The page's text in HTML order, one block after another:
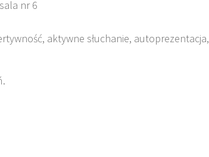
nr 6
aktywne słuchanie, autoprezentacja,